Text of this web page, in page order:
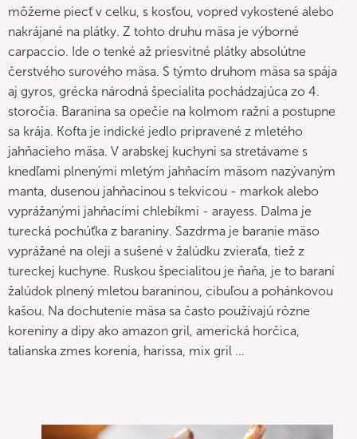
môžeme piecť v celku, s kosťou, vopred vykostené alebo
nakrájané na plátky. Z tohto druhu mäsa je výborné
carpaccio. Ide o tenké až priesvitné plátky absolútne
čerstvého surového mäsa. S týmto druhom mäsa sa spája
aj gyros, grécka národná špecialita pochádzajúca zo 4.
storočia. Baranina sa opečie na kolmom ražni a postupne
sa krája. Kofta je indické jedlo pripravené z mletého
jahňacieho mäsa. V arabskej kuchyni sa stretávame s
knedľami plnenými mletým jahňacím mäsom nazývaným
manta, dusenou jahňacinou s tekvicou - markok alebo
vyprážanými jahňacími chlebíkmi - arayess. Dalma je
turecká pochúťka z baraniny. Sazdrma je baranie mäso
vyprážané na oleji a sušené v žalúdku zvieraťa, tiež z
tureckej kuchyne. Ruskou špecialitou je ňaňa, je to baraní
žalúdok plnený mletou baraninou, cibuľou a pohánkovou
kašou. Na dochutenie mäsa sa často používajú rôzne
koreniny a dipy ako amazon gril, americká horčica,
talianska zmes korenia, harissa, mix gril ...